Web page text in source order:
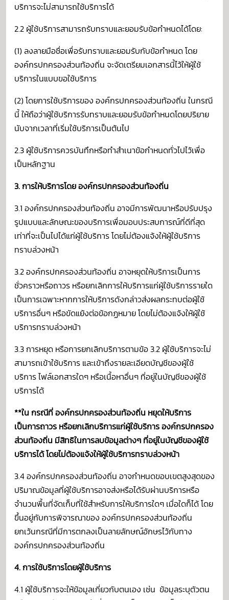
บริการจะไม่สามารถใช้บริการได้
2.2 ผู้ใช้บริการสามารถรับทราบและยอมรับข้อกำหนดได้โดย:
(1) ลงลายมือชื่อเพื่อรับทราบและยอมรับกับข้อกำหนด โดย
องค์กรปกครองส่วนท้องถิ่น จะจัดเตรียมเอกสารนี้ไว้ให้ผู้ใช้
บริการในแบบขอใช้บริการ
(2) โดยการใช้บริการของ องค์กรปกครองส่วนท้องถิ่น ในกรณี
นี้ ให้ถือว่าผู้ใช้บริการรับทราบและยอมรับข้อกำหนดโดยปริยาย
นับจากเวลาที่เริ่มใช้บริการเป็นต้นไป
2.3 ผู้ใช้บริการควรบันทึกหรือทำสำเนาข้อกำหนดทั่วไปไว้เพื่อ
เป็นหลักฐาน
3. การให้บริการโดย องค์กรปกครองส่วนท้องถิ่น
3.1 องค์กรปกครองส่วนท้องถิ่น อาจมีการพัฒนาหรือปรับปรุง
รูปแบบและลักษณะของบริการเพื่อมอบประสบการณ์ที่ดีที่สุด
เท่าที่จะเป็นไปได้แก่ผู้ใช้บริการ โดยไม่ต้องแจ้งให้ผู้ใช้บริการ
ทราบล่วงหน้า
3.2 องค์กรปกครองส่วนท้องถิ่น อาจหยุดให้บริการเป็นการ
ชั่วคราวหรือถาวร หรือยกเลิกการให้บริการแก่ผู้ใช้บริการรายใด
เป็นการเฉพาะหากการให้บริการดังกล่าวส่งผลกระทบต่อผู้ใช้
บริการอื่นๆ หรือขัดแย้งต่อข้อกฏหมาย โดยไม่ต้องแจ้งให้ผู้ใช้
บริการทราบล่วงหน้า
3.3 การหยุด หรือการยกเลิกบริการตามข้อ 3.2 ผู้ใช้บริการจะไม่
สามารถเข้าใช้บริการ และเข้าถึงรายละเอียดบัญชีของผู้ใช้
บริการ ไฟล์เอกสารใดๆ หรือเนื้อหาอื่นๆ ที่อยู่ในบัญชีของผู้ใช้
บริการได้
**ใน กรณีที่ องค์กรปกครองส่วนท้องถิ่น หยุดให้บริการ
เป็นการถาวร หรือยกเลิกบริการแก่ผู้ใช้บริการ องค์กรปกครอง
ส่วนท้องถิ่น มีสิทธิในการลบข้อมูลต่างๆ ที่อยู่ในบัญชีของผู้ใช้
บริการได้ โดยไม่ต้องแจ้งให้ผู้ใช้บริการทราบล่วงหน้า
3.4 องค์กรปกครองส่วนท้องถิ่น อาจกำหนดขอบเขตสูงสุดของ
ปริมาณข้อมูลที่ผู้ใช้บริการอาจส่งหรือได้รับผ่านบริการหรือ
จำนวนพื้นที่จัดเก็บที่ใช้สำหรับการให้บริการใดๆ เมื่อใดก็ได้ โดย
ขึ้นอยู่กับการพิจารณาของ องค์กรปกครองส่วนท้องถิ่น
ยกเว้นกรณีที่มีการตกลงเป็นลายลักษณ์อักษรไว้กับทาง
องค์กรปกครองส่วนท้องถิ่น
4. การใช้บริการโดยผู้ใช้บริการ
4.1 ผู้ใช้บริการจะให้ข้อมูลเกี่ยวกับตนเอง เช่น ข้อมูลระบุตัวตน